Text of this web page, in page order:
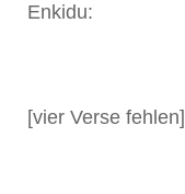
Enkidu:
[vier Verse fehlen]